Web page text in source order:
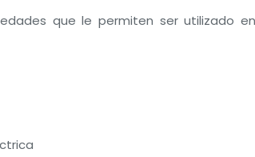
que le permiten ser utilizado